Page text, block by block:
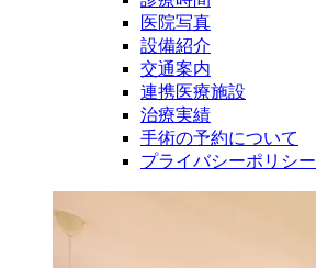
医院写真
設備紹介
交通案内
連携医療施設
治療実績
手術の予約について
プライバシーポリシー